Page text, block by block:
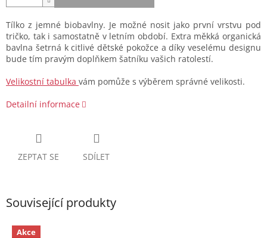
Tílko z jemné biobavlny. Je možné nosit jako první vrstvu pod
tričko, tak i samostatně v letním období. Extra měkká organická
bavlna šetrná k citlivé dětské pokožce a díky veselému designu
bude tím pravým doplňkem šatníku vašich ratolestí.
Velikostní tabulka vám pomůže s výběrem správné velikosti.
Detailní informace
ZEPTAT SE SDÍLET
Související produkty
Akce